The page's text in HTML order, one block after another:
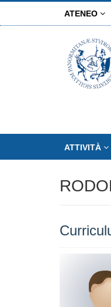
ATENEO
ATTIVITÀ